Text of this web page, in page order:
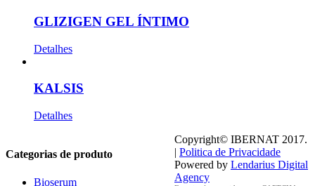
GLIZIGEN GEL ÍNTIMO
Detalhes
KALSIS
Detalhes
Categorias de produto
Bioserum
Copyright© IBERNAT 2017.
| Politica de Privacidade
Powered by Lendarius Digital
Agency